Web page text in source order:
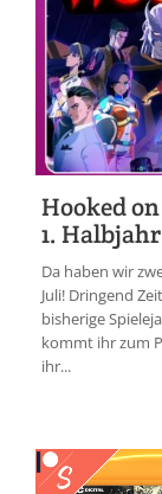
Hooked
1.
Da haben wir
Juli! Dringend
bisherige
kommt ihr zum
ihr...